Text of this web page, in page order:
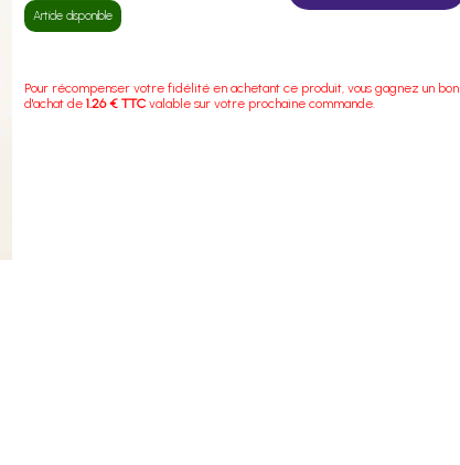
Article disponible
Pour récompenser votre fidélité en achetant ce produit, vous gagnez un bon
d'achat de1.26 € TTC valable sur votre prochaine commande.